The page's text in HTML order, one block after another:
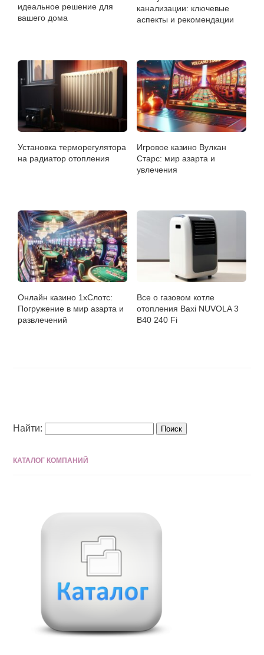
идеальное решение для
вашего дома
канализации: ключевые
аспекты и рекомендации
Установка терморегулятора
на радиатор отопления
Игровое казино Вулкан
Старс: мир азарта и
увлечения
Онлайн казино 1хСлотс:
Погружение в мир азарта и
развлечений
Все о газовом котле
отопления Baxi NUVOLA 3
B40 240 Fi
Найти:
КАТАЛОГ КОМПАНИЙ